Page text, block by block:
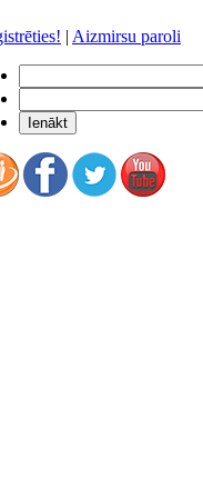
| Aizmirsu paroli